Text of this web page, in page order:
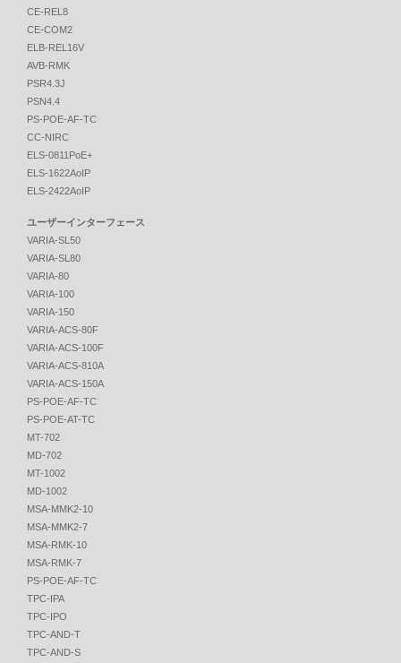
CE-REL8
CE-COM2
ELB-REL16V
AVB-RMK
PSR4.3J
PSN4.4
PS-POE-AF-TC
CC-NIRC
ELS-0811PoE+
ELS-1622AoIP
ELS-2422AoIP
ユーザーインターフェース
VARIA-SL50
VARIA-SL80
VARIA-80
VARIA-100
VARIA-150
VARIA-ACS-80F
VARIA-ACS-100F
VARIA-ACS-810A
VARIA-ACS-150A
PS-POE-AF-TC
PS-POE-AT-TC
MT-702
MD-702
MT-1002
MD-1002
MSA-MMK2-10
MSA-MMK2-7
MSA-RMK-10
MSA-RMK-7
PS-POE-AF-TC
TPC-IPA
TPC-IPO
TPC-AND-T
TPC-AND-S